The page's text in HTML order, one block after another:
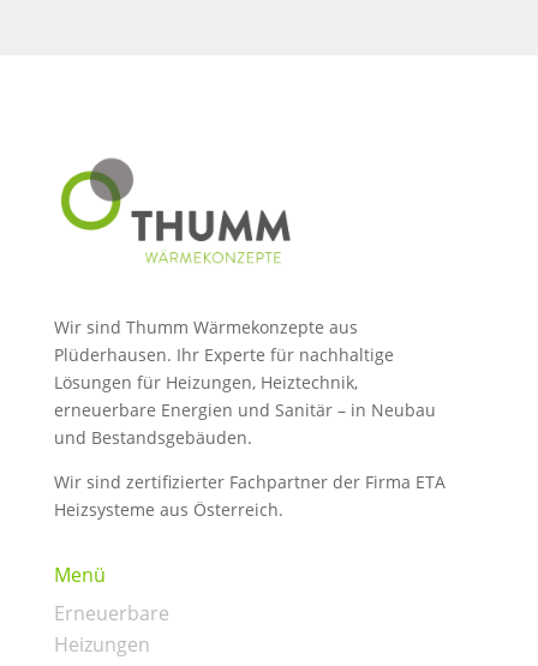
Wir sind Thumm Wärmekonzepte aus
Plüderhausen. Ihr Experte für nachhaltige
Lösungen für Heizungen, Heiztechnik,
erneuerbare Energien und Sanitär – in Neubau
und Bestandsgebäuden.
Wir sind zertifizierter Fachpartner der Firma ETA
Heizsysteme aus Österreich.
Menü
Erneuerbare
Heizungen